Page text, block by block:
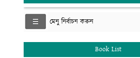
মেনু নির্বাচন করুন
Book List